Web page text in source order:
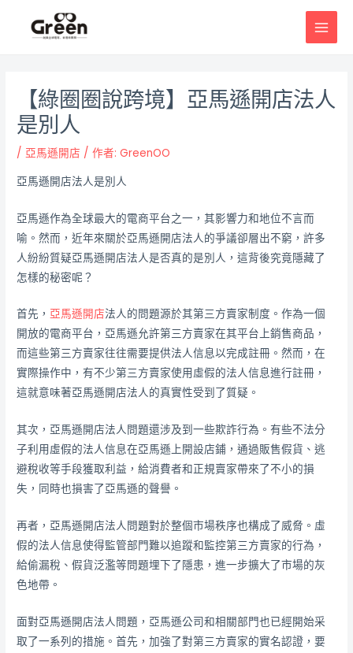
【綠圈圈說跨境】亞馬遜開店法人
是別人
/亞馬遜開店 / 作者:GreenOO
亞馬遜開店法人是別人
亞馬遜作為全球最大的電商平台之一，其影響力和地位不言而
喻。然而，近年來關於亞馬遜開店法人的爭議卻層出不窮，許多
人紛紛質疑亞馬遜開店法人是否真的是別人，這背後究竟隱藏了
怎樣的秘密呢？
首先，亞馬遜開店法人的問題源於其第三方賣家制度。作為一個
開放的電商平台，亞馬遜允許第三方賣家在其平台上銷售商品，
而這些第三方賣家往往需要提供法人信息以完成註冊。然而，在
實際操作中，有不少第三方賣家使用虛假的法人信息進行註冊，
這就意味著亞馬遜開店法人的真實性受到了質疑。
其次，亞馬遜開店法人問題還涉及到一些欺詐行為。有些不法分
子利用虛假的法人信息在亞馬遜上開設店鋪，通過販售假貨、逃
避稅收等手段獲取利益，給消費者和正規賣家帶來了不小的損
失，同時也損害了亞馬遜的聲譽。
再者，亞馬遜開店法人問題對於整個市場秩序也構成了威脅。虛
假的法人信息使得監管部門難以追蹤和監控第三方賣家的行為，
給偷漏稅、假貨泛濫等問題埋下了隱患，進一步擴大了市場的灰
色地帶。
面對亞馬遜開店法人問題，亞馬遜公司和相關部門也已經開始采
取了一系列的措施。首先，加強了對第三方賣家的實名認證，要